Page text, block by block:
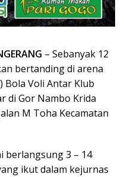
– Sebanyak 12
bertanding di arena
Bola Voli Antar Klub
di Gor Nambo Krida
M Toha Kecamatan
berlangsung 3 – 14
ikut dalam kejurnas